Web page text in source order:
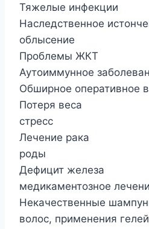
Тяжелые инфекции
Наследственное
облысение
Проблемы ЖКТ
Аутоиммунное
Обширное оперативное
Потеря веса
стресс
Лечение рака
роды
Дефицит железа
медикаментозное
Некачественные
волос, применения